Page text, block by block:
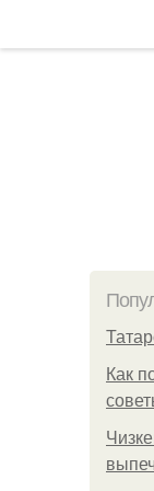
Как